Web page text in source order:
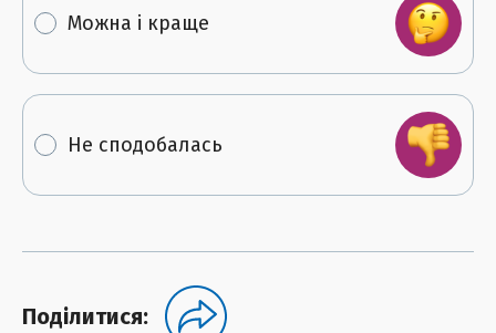
Можна і краще
Не сподобалась
Поділитися: